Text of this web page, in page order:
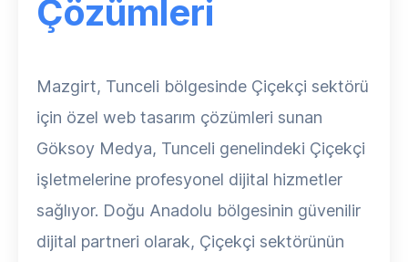
Çözümleri
Mazgirt, Tunceli bölgesinde Çiçekçi sektörü
için özel web tasarım çözümleri sunan
Göksoy Medya, Tunceli genelindeki Çiçekçi
işletmelerine profesyonel dijital hizmetler
sağlıyor. Doğu Anadolu bölgesinin güvenilir
dijital partneri olarak, Çiçekçi sektörünün